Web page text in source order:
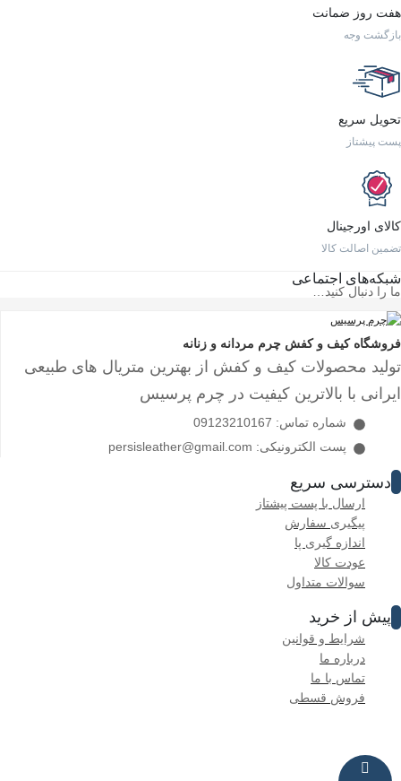
هفت روز ضمانت
بازگشت وجه
تحویل سریع
پست پیشتاز
کالای اورجینال
تضمین اصالت کالا
شبکه‌های اجتماعی
ما را دنبال کنید…
فروشگاه کیف و کفش چرم مردانه و زنانه
تولید محصولات کیف و کفش از بهترین متریال های طبیعی
ایرانی با بالاترین کیفیت در چرم پرسیس
شماره تماس: 09123210167
پست الکترونیکی: persisleather@gmail.com
دسترسی سریع
ارسال با پست پیشتاز
پیگیری سفارش
اندازه گیری پا
عودت کالا
سوالات متداول
پیش از خرید
شرایط و قوانین
درباره ما
تماس با ما
فروش قسطی